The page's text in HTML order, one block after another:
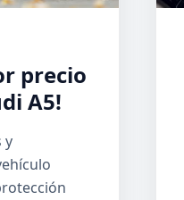
precio
A5!
y